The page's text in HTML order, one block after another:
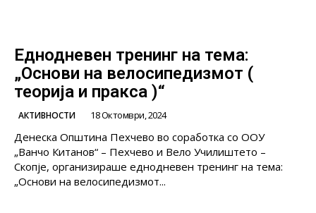
Eднодневен тренинг на тема:
„Основи на велосипедизмот (
теорија и пракса )“
АКТИВНОСТИ 18 Октомври, 2024
Денеска Општина Пехчево во соработка со ООУ
„Ванчо Китанов“ – Пехчево и Вело Училиштето –
Скопје, организираше еднодневен тренинг на тема:
„Основи на велосипедизмот...